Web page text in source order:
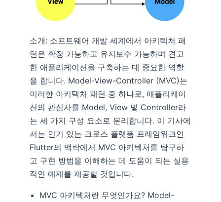
소개: 소프트웨어 개발 세계에서 아키텍처 패
턴은 확장 가능하고 유지보수 가능하며 견고
한 애플리케이션을 구축하는 데 중요한 역할
을 합니다. Model-View-Controller (MVC)는
이러한 아키텍처 패턴 중 하나로, 애플리케이
션의 관심사를 Model, View 및 Controller라
는 세 가지 구성 요소로 분리합니다. 이 기사에
서는 인기 있는 크로스 플랫폼 프레임워크인
Flutter의 맥락에서 MVC 아키텍처를 탐구하
고 구현 방법을 이해하는 데 도움이 되는 실용
적인 예제를 제공할 것입니다.
MVC 아키텍처란 무엇인가요? Model-